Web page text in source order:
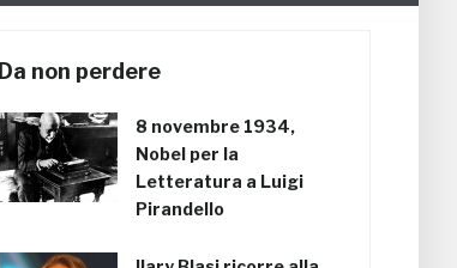
Da non perdere
8 novembre 1934,
Nobel per la
Letteratura a Luigi
Pirandello